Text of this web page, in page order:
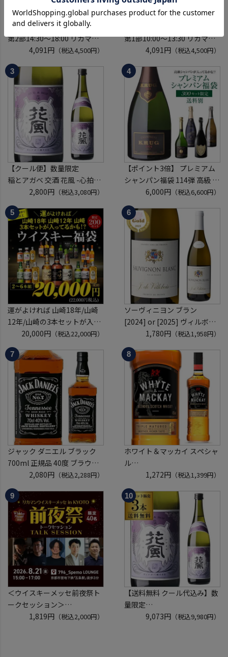
【前売り入場券】8月22日(土)
第2部14:30～18:00 リカマン
ウイスキーメッセ in京都
2026 1枚
入場券となるeチケットは【8
月中旬】にメールにて配信予
※代引き決済不可
4,091円（税込4,500円）
第1部10:00～13:30 リカマン
ウイスキーメッセ in京都
2026 1枚
入場券となるeチケットは【8
月中旬】にメールにて配信予
※代引き決済不可
4,091円 （税込4,500円）
【クール便】数量限定
稲とアガベ 交酒 花風 -心拍-
KYOTO EDITION 720ml こう
しゅ はなかぜ craft sake クラ
フトサケ 秋田県 男鹿市
2,800円（税込3,080円）
【ポイント3倍】 プレミアム
シャンパン福袋 114弾 高級 シ
ャンパン を探せ トゥルベ ト
レゾール クリュッグ 2004 が
入ってるかも!? 【先着300
本】 シャンパン シャンパーニ
ュ リカーマウンテン 福袋 WK
くじ 【送
6,000円 （税込6,600円）
運がよければ 山崎18年/山崎
12年/山崎の3本セットが入っ
ているかも！？ ウイスキー福
袋 2～6本組 限定200セット
虎S ※必ずもらえるCP対象
(1P)
20,000円（税込22,000円）
ソーヴィニヨン ブラン
[2024] or [2025] ヴィルボワ
750ml フランス ロワール 辛
口 白ワイン 浜運A
1,780円 （税込1,958円）
ジャック ダニエル ブラック
700ml 正規品 40度 ブラウン
フォーマン
ウイスキー テネシー バーボン
長S
2,080円（税込2,288円）
ホワイト＆マッカイ スペシャ
ル
40度 700ml
スコッチ ウイスキー white &
mackay scotch whisky [長S]
1,272円 （税込1,399円）
＜ウイスキーメッセ前夜祭ト
ークセッション＞
8月21日(金)15:00～17:00京都
1,819円（税込2,000円）
【送料無料 クール代込み】数
量限定
稲とアガベ 交酒 花風 -心拍-
9,073円 （税込9,980円）